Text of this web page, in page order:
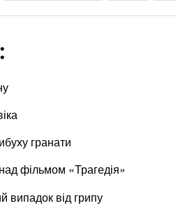
гранати
фільмом «Трагедія»
випадок від грипу